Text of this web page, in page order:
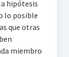
hipótesis
lo posible
que otras
miembro